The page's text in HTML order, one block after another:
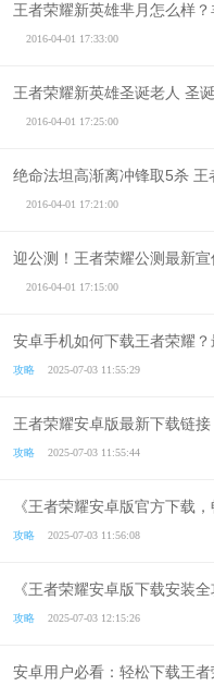
王者荣耀新英雄芈月怎么样
2016-04-01 17:33:00
王者荣耀新英雄圣诞老人 圣
2016-04-01 17:25:00
绝命法坦高渐离冲锋取5杀 王
2016-04-01 17:21:00
迎公测！王者荣耀公测最新宣
2016-04-01 17:15:00
安卓手机如何下载王者荣耀？
攻略 2025-07-03 11:55:29
王者荣耀安卓版最新下载链接
攻略 2025-07-03 11:55:44
《王者荣耀安卓版官方下载
攻略 2025-07-03 11:56:08
《王者荣耀安卓版下载安装全
攻略 2025-07-03 12:15:26
安卓用户必看：轻松下载王者